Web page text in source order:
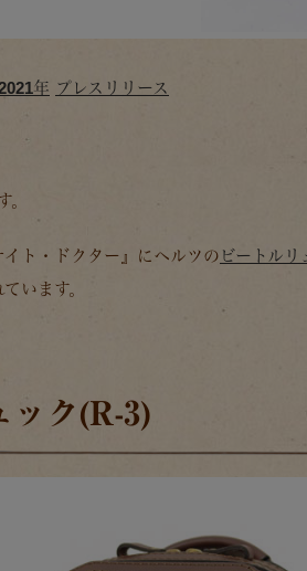
年 プレスリリース
ト・ドクター』にヘルツの ビートル
います。
ック(R-3)